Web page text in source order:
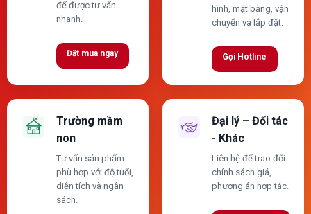
để được tư vấn
nhanh.
Đặt mua ngay
hình, mặt bằng, vận
chuyển và lắp đặt.
Gọi Hotline
Trường mầm
non
Tư vấn sản phẩm
phù hợp với độ tuổi,
diện tích và ngân
sách.
Đại lý – Đối tác
- Khác
Liên hệ để trao đổi
chính sách giá,
phương án hợp tác.